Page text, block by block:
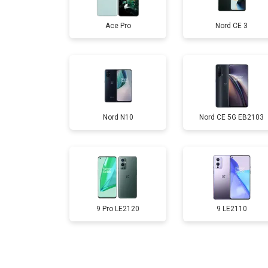
Замена аккумулятора
Замена кнопки включения
Ремонт цепи питания
Ремонт динамика
Ace Pro Nord CE 3
Nord N10 Nord CE 5G EB2103
9 Pro LE2120 9 LE2110